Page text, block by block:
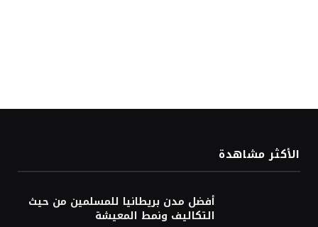
الأكثر مشاهدة
أفضل مدن بريطانيا للمسلمين من حيث
التكاليف ونمط المعيشة